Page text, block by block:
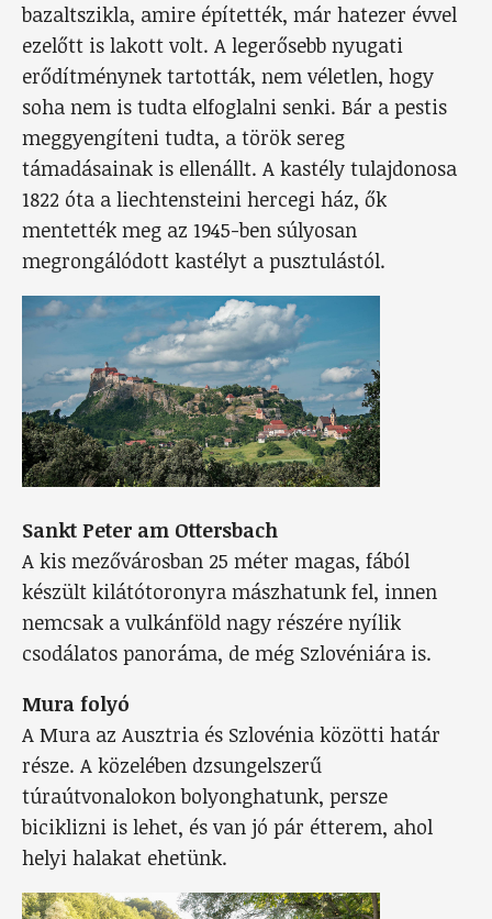
bazaltszikla, amire építették, már hatezer évvel
ezelőtt is lakott volt. A legerősebb nyugati
erődítménynek tartották, nem véletlen, hogy
soha nem is tudta elfoglalni senki. Bár a pestis
meggyengíteni tudta, a török sereg
támadásainak is ellenállt. A kastély tulajdonosa
1822 óta a liechtensteini hercegi ház, ők
mentették meg az 1945-ben súlyosan
megrongálódott kastélyt a pusztulástól.
Sankt Peter am Ottersbach
A kis mezővárosban 25 méter magas, fából
készült kilátótoronyra mászhatunk fel, innen
nemcsak a vulkánföld nagy részére nyílik
csodálatos panoráma, de még Szlovéniára is.
Mura folyó
A Mura az Ausztria és Szlovénia közötti határ
része. A közelében dzsungelszerű
túraútvonalokon bolyonghatunk, persze
biciklizni is lehet, és van jó pár étterem, ahol
helyi halakat ehetünk.